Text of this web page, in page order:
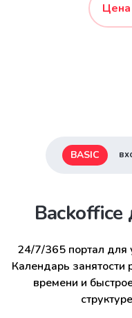
BASIC
Backoffice
24/7/365 портал для
Календарь занятости
времени и